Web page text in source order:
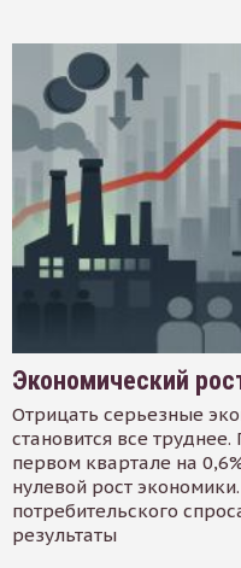
Экономический
Отрицать серьезные
становится все
первом квартале на
нулевой рост
потребительского
результаты